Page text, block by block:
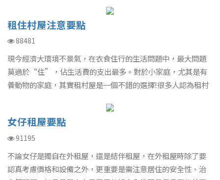
的話，就必定要小心了。因為這可能是一個不合法的行為﹗
租住村屋注意要點
88481
現今經濟大環境不景氣，在衣食住行的生活問題中，最大問題
莫過於“住”，佔生活費的支出最多。對於小家庭，尤其是有
養動物的家庭，其實租村屋是一個不錯的選擇!很多人認為租村
女仔租屋要點
91195
不論女仔是獨自在外租屋，還是結伴租屋，在外租屋時除了要
認真考慮價格和設備之外，更重要是需注意居住的安全性、治